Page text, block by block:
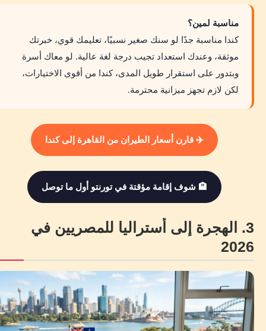
مناسبة لمين؟
كندا مناسبة جدًا لو سنك صغير نسبيًا، تعليمك قوي، خبرتك
موثقة، وعندك استعداد تجيب درجة لغة عالية. لو معاك أسرة
وبتدور على استقرار طويل المدى، كندا من أقوى الاختيارات،
لكن لازم تجهز ميزانية محترمة.
✈️ قارن أسعار الطيران من القاهرة إلى كندا
🏨 شوف إقامة مؤقتة في تورنتو أول ما توصل
3. الهجرة إلى أستراليا للمصريين في
2026